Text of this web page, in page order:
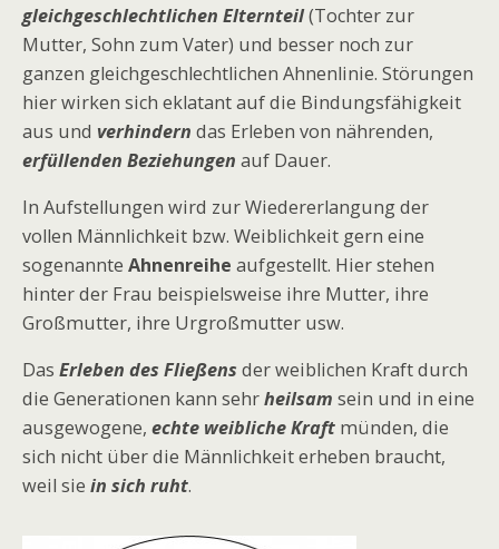
gleichgeschlechtlichen Elternteil(Tochter zur
Mutter, Sohn zum Vater) und besser noch zur
ganzen gleichgeschlechtlichen Ahnenlinie. Störungen
hier wirken sich eklatant auf die Bindungsfähigkeit
aus und verhindern das Erleben von nährenden,
erfüllenden Beziehungen auf Dauer.
In Aufstellungen wird zur Wiedererlangung der
vollen Männlichkeit bzw. Weiblichkeit gern eine
sogenannte Ahnenreihe aufgestellt. Hier stehen
hinter der Frau beispielsweise ihre Mutter, ihre
Großmutter, ihre Urgroßmutter usw.
Das Erleben des Fließens der weiblichen Kraft durch
die Generationen kann sehrheilsam sein und in eine
ausgewogene, echte weibliche Kraft münden, die
sich nicht über die Männlichkeit erheben braucht,
weil sie in sich ruht.